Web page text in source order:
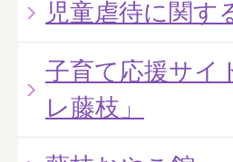
児童虐待に関す
子育て応援サイ
レ藤枝」